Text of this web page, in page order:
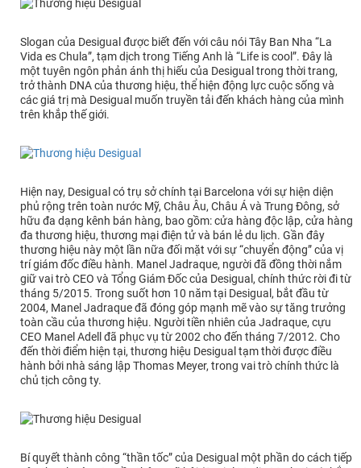
Slogan của Desigual được biết đến với câu nói Tây Ban Nha “La
Vida es Chula”, tạm dịch trong Tiếng Anh là “Life is cool”. Đây là
một tuyên ngôn phản ánh thị hiếu của Desigual trong thời trang,
trở thành DNA của thương hiệu, thể hiện động lực cuộc sống và
các giá trị mà Desigual muốn truyền tải đến khách hàng của mình
trên khắp thế giới.
Hiện nay, Desigual có trụ sở chính tại Barcelona với sự hiện diện
phủ rộng trên toàn nước Mỹ, Châu Âu, Châu Á và Trung Đông, sở
hữu đa dạng kênh bán hàng, bao gồm: cửa hàng độc lập, cửa hàng
đa thương hiệu, thương mại điện tử và bán lẻ du lịch. Gần đây
thương hiệu này một lần nữa đối mặt với sự “chuyển động” của vị
trí giám đốc điều hành. Manel Jadraque, người đã đồng thời nắm
giữ vai trò CEO và Tổng Giám Đốc của Desigual, chính thức rời đi từ
tháng 5/2015. Trong suốt hơn 10 năm tại Desigual, bắt đầu từ
2004, Manel Jadraque đã đóng góp mạnh mẽ vào sự tăng trưởng
toàn cầu của thương hiệu. Người tiền nhiên của Jadraque, cựu
CEO Manel Adell đã phục vụ từ 2002 cho đến tháng 7/2012. Cho
đến thời điểm hiện tại, thương hiệu Desigual tạm thời được điều
hành bởi nhà sáng lập Thomas Meyer, trong vai trò chính thức là
chủ tịch công ty.
Bí quyết thành công “thần tốc” của Desigual một phần do cách tiếp